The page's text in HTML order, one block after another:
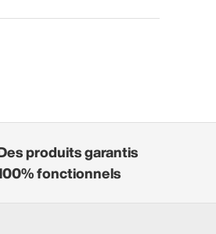
produits garantis
fonctionnels